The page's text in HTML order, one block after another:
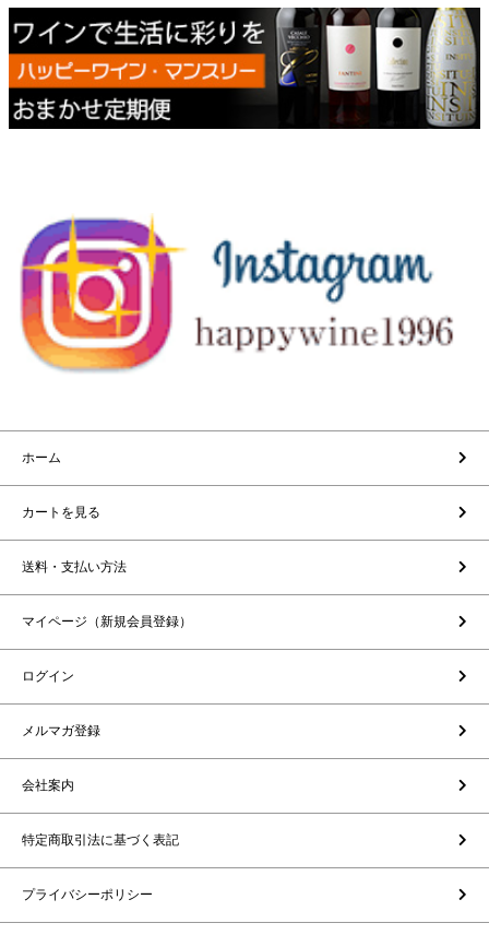
ホーム
カートを見る
送料・支払い方法
マイページ（新規会員登録）
ログイン
メルマガ登録
会社案内
特定商取引法に基づく表記
プライバシーポリシー